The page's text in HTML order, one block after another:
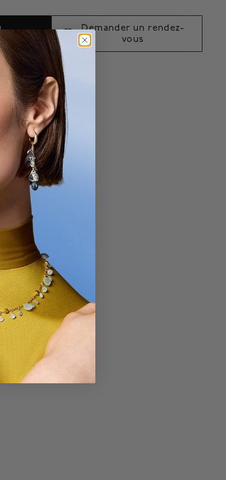
Demander un rendez-
vous